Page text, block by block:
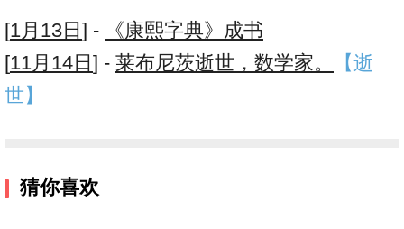
[1月13日 ] -
《康熙字典》成书
[11月14日 ] - 莱布尼茨逝世，数学家。
【逝
世】
猜你喜欢